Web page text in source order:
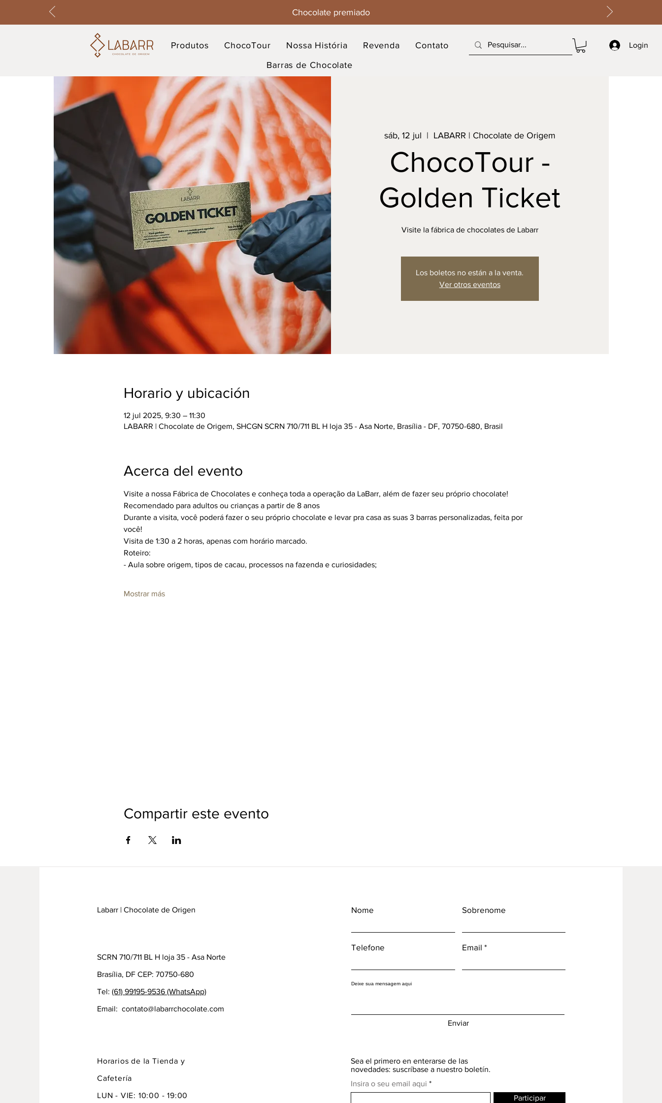
Chocolate premiado
Produtos ChocoTour Nossa História Revenda
Contato
Barras de Chocolate
Login
sáb, 12 jul
  |
LABARR | Chocolate de Origem
ChocoTour -
Golden Ticket
Visite la fábrica de chocolates de Labarr
Los boletos no están a la venta.
Ver otros eventos
Horario y ubicación
12 jul 2025, 9:30 – 11:30
LABARR | Chocolate de Origem, SHCGN SCRN 710/711 BL H loja 35 - Asa Norte, Brasília - DF, 70750-680, Brasil
Acerca del evento
Visite a nossa Fábrica de Chocolates e conheça toda a operação da LaBarr, além de fazer seu próprio chocolate!
Recomendado para adultos ou crianças a partir de 8 anos
Durante a visita, você poderá fazer o seu próprio chocolate e levar pra casa as suas 3 barras personalizadas, feita por
você!
Visita de 1:30 a 2 horas, apenas com horário marcado.
Roteiro:
- Aula sobre origem, tipos de cacau, processos na fazenda e curiosidades;
Mostrar más
Compartir este evento
Labarr | Chocolate de Origen
SCRN 710/711 BL H loja 35 - Asa Norte
Brasília, DF CEP: 70750-680
Tel: (61) 99195-9536 (WhatsApp)
Email: contato@labarrchocolate.com
Horarios de la Tienda y
Cafetería
LUN - VIE: 10:00 - 19:00
Nome Sobrenome
Telefone Email
Deixe sua mensagem aqui
Enviar
Sea el primero en enterarse de las
novedades: suscríbase a nuestro boletín.
Insira o seu email aqui
Participar